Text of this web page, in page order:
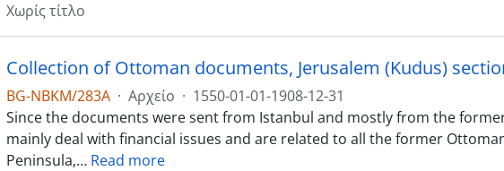
Χωρίς τίτλο
Collection of Ottoman documents, Jerusalem (Kudus)
BG-NBKM/283A · Αρχείο · 1550-01-01-1908-12-31
Since the documents were sent from Istanbul and mostly from the
mainly deal with financial issues and are related to all the former
Peninsula,… Read more